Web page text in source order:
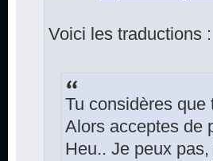
Voici les traductions :
Tu considères que
Alors acceptes de
Heu.. Je peux